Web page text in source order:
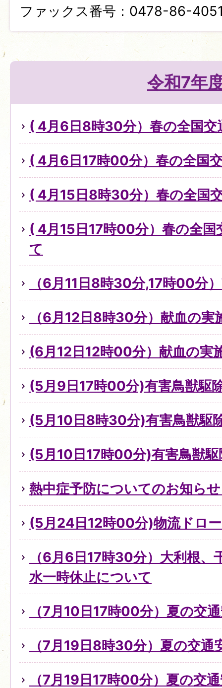
ファックス番号：0478-86-
令和7年
( 4月6日8時30分）春の全国交
( 4月6日17時00分）春の全国
( 4月15日8時30分）春の全国
( 4月15日17時00分）春の全国
て
（6月11日8時30分,17時00分
（6月12日8時30分）献血の実
(6月12日12時00分）献血の実
(5月9日17時00分)有害鳥獣駆
(5月10日8時30分)有害鳥獣駆
(5月10日17時00分)有害鳥獣
熱中症予防についてのお知ら
(5月24日12時00分)物流ドロ
（6月6日17時30分）大利根、
水一時休止について
（7月10日17時00分）夏の交
（7月19日8時30分）夏の交通
（7月19日17時00分）夏の交